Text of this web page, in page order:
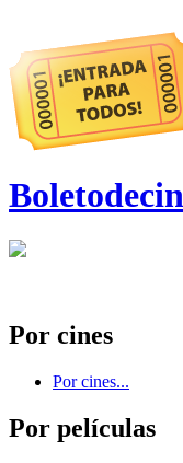
Por cines
Por cines...
Por películas